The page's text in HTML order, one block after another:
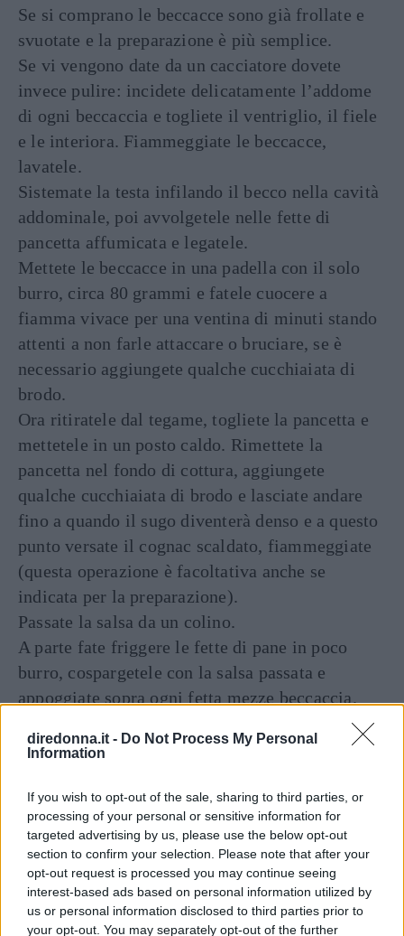
diredonna.it - Do Not Process My Personal
Information
If you wish to opt-out of the sale, sharing to third parties, or
processing of your personal or sensitive information for
targeted advertising by us, please use the below opt-out
section to confirm your selection. Please note that after your
opt-out request is processed you may continue seeing
interest-based ads based on personal information utilized by
us or personal information disclosed to third parties prior to
your opt-out. You may separately opt-out of the further
Se si comprano le beccacce sono già frollate e
svuotate e la preparazione è più semplice.
Se vi vengono date da un cacciatore dovete
invece pulire: incidete delicatamente l’addome
di ogni beccaccia e togliete il ventriglio, il fiele
e le interiora. Fiammeggiate le beccacce,
lavatele.
Sistemate la testa infilando il becco nella cavità
addominale, poi avvolgetele nelle fette di
pancetta affumicata e legatele.
Mettete le beccacce in una padella con il solo
burro, circa 80 grammi e fatele cuocere a
fiamma vivace per una ventina di minuti stando
attenti a non farle attaccare o bruciare, se è
necessario aggiungete qualche cucchiaiata di
brodo.
Ora ritiratele dal tegame, togliete la pancetta e
mettetele in un posto caldo. Rimettete la
pancetta nel fondo di cottura, aggiungete
qualche cucchiaiata di brodo e lasciate andare
fino a quando il sugo diventerà denso e a questo
punto versate il cognac scaldato, fiammeggiate
(questa operazione è facoltativa anche se
indicata per la preparazione).
Passate la salsa da un colino.
A parte fate friggere le fette di pane in poco
burro, cospargetele con la salsa passata e
appoggiate sopra ogni fetta mezze beccaccia.
Continua a leggere dopo la pubblicità
DOSI PER 4 PERSONE
INGREDIENTI
2 beccacce
4 fette di pancetta affumicata